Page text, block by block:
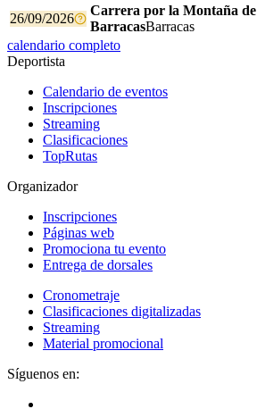
26/09/2026
Carrera por la Montaña de
BarracasBarracas
calendario completo
Deportista
Calendario de eventos
Inscripciones
Streaming
Clasificaciones
TopRutas
Organizador
Inscripciones
Páginas web
Promociona tu evento
Entrega de dorsales
Cronometraje
Clasificaciones digitalizadas
Streaming
Material promocional
Síguenos en: